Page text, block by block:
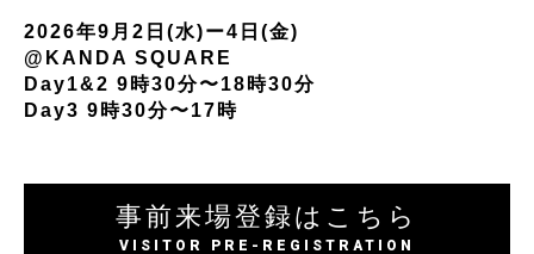
2026年9月2日(水)ー4日(金)
@KANDA SQUARE
Day1&2 9時30分〜18時30分
Day3 9時30分〜17時
事前来場登録はこちら
VISITOR PRE-REGISTRATION